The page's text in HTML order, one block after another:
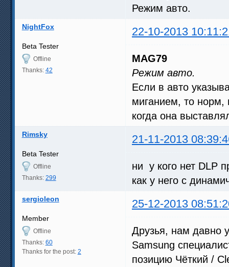
Режим авто.
NightFox 22-10-2013
Beta Tester
Offline
Thanks: 42
MAG79
Режим авто.
Если в авто
миганием, то норм,
когда она
Rimsky 21-11-2013
Beta Tester
Offline
Thanks: 299
ни у кого нет DLP
как у него с
sergioleon 25-12-2013
Member
Offline
Thanks: 60
Thanks for the post: 2
Друзья, нам давно
Samsung
позицию Чёткий /